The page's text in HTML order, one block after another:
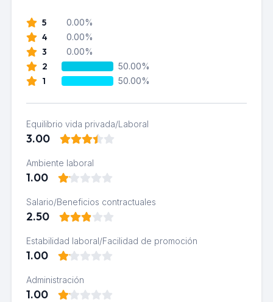
5 0.00%
4 0.00%
3 0.00%
2 50.00%
1 50.00%
Equilibrio vida privada/Laboral
3.00
Ambiente laboral
1.00
Salario/Beneficios contractuales
2.50
Estabilidad laboral/Facilidad de promoción
1.00
Administración
1.00